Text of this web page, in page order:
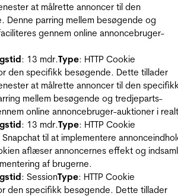
at målrette annoncer til den
Denne parring mellem besøgende og
gennem online annoncebruger-
: 13 mdr.Type: HTTP Cookie
den specifikk besøgende. Dette tillader
at målrette annoncer til den
mellem besøgende og tredjeparts-
online annoncebruger-auktioner i
: 13 mdr.Type: HTTP Cookie
til at implementere
aflæser annoncernes effekt og
af brugerne.
: SessionType: HTTP Cookie
den specifikk besøgende. Dette tillader